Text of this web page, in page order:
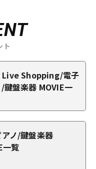
ト
Shopping/電子
鍵盤楽器 MOVIE一
ノ/鍵盤楽器
一覧